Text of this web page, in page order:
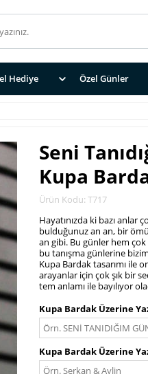
Hediye Özel Günler
Seni
Kupa
Ürün Kodu: T717
Hayatınızda ki bazı
bulduğunuz an an, bir ömür
an gibi. Bu günler hem çok
bu tanışma günlerine
Kupa Bardak tasarımı ile
arayanlar için çok şık bir
tem anlamı ile bayılıyor
Kupa Bardak Üzerine
Kupa Bardak Üzerine